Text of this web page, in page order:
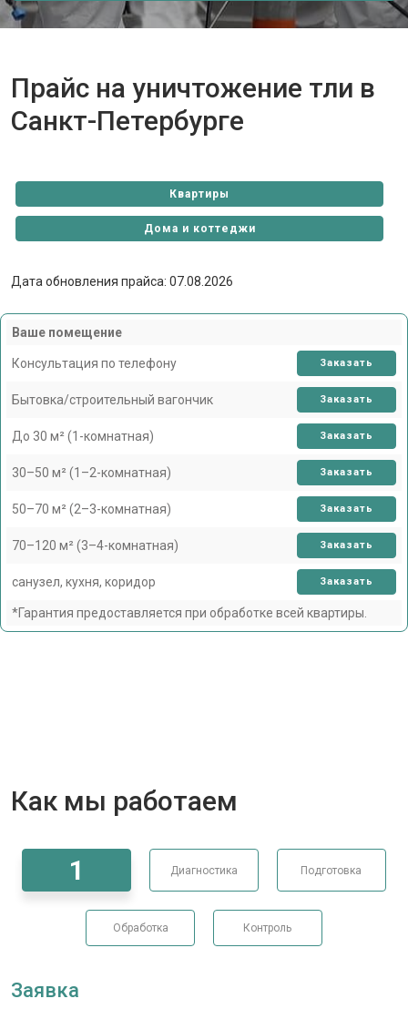
Прайс на уничтожение тли в
Санкт-Петербурге
Квартиры
Дома и коттеджи
Дата обновления прайса: 07.08.2026
Ваше помещение
Консультация по телефону Заказать
Бытовка/строительный вагончик Заказать
До 30 м² (1-комнатная) Заказать
30–50 м² (1–2-комнатная) Заказать
50–70 м² (2–3-комнатная) Заказать
70–120 м² (3–4-комнатная) Заказать
санузел, кухня, коридор Заказать
*Гарантия предоставляется при обработке всей квартиры.
Как мы работаем
1 Диагностика Подготовка
Обработка Контроль
Заявка